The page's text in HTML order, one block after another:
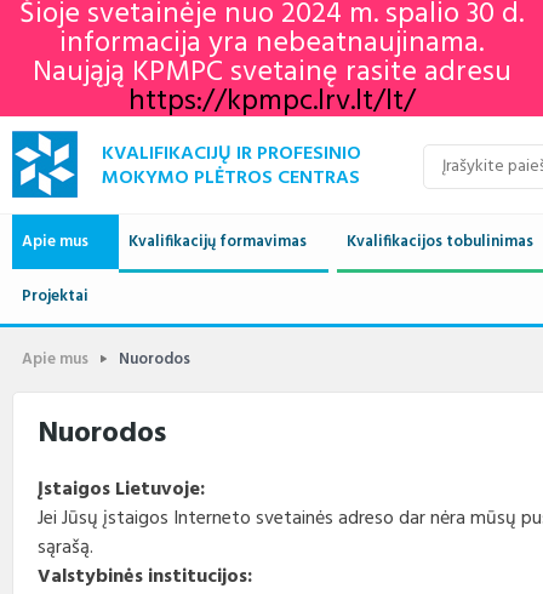
Šioje svetainėje nuo 2024 m. spalio 30 d.
informacija yra nebeatnaujinama.
Naująją KPMPC svetainę rasite adresu
https://kpmpc.lrv.lt/lt/
KVALIFIKACIJŲ IR PROFESINIO
MOKYMO PLĖTROS CENTRAS
Apie mus
Naujienos
archyvas
Apie mus
Planavimo dokumentai
Struktūra
Paslaugos
Teisės aktai
Kvalifikacijų formavimas
Standartai
Terminų žodynas
Kvalifikacijos tobulinimas
Projektai
Vykdomi projektai
Apie mus Nuorodos
Nuorodos
Įstaigos Lietuvoje:
Jei Jūsų įstaigos Interneto svetainės adreso dar nėra mūsų
sąrašą.
Valstybinės institucijos: